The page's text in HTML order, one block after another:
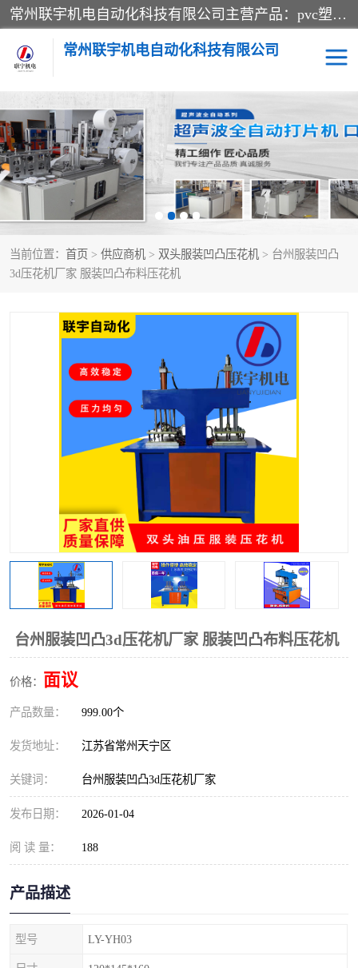
常州联宇机电自动化科技有限公司主营产品：pvc塑料焊机、高频热合机、软膜天花压边机、服装布料凹凸压花机、布料3d压印设备、服装植胶设备、超声波布料花边机、无纺布热合机、全自动压花机。
常州联宇机电自动化科技有限公司
当前位置： 首页 > 供应商机 > 双头服装凹凸压花机 > 台州服装凹凸
3d压花机厂家 服装凹凸布料压花机
台州服装凹凸3d压花机厂家 服装凹凸布料压花机
价格： 面议
产品数量： 999.00个
发货地址： 江苏省常州天宁区
关键词： 台州服装凹凸3d压花机厂家
发布日期： 2026-01-04
阅 读 量： 188
产品描述
型号 LY-YH03
压花定型机以及压花模具 超声波热合机
高频热合机 超声波花边机
超声波复合压花机 凹凸压花机压标机
3040凹凸压花机 双头服装凹凸压花机
高频压花压标机 自动超声波打片成型机
泡壳包装封口机 海绵产品成型机
其他超声波系列